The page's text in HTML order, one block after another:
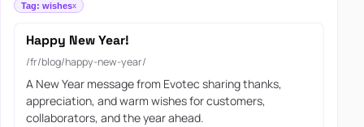
Tag: wishes
Happy New Year!
/fr/blog/happy-new-year/
A New Year message from Evotec sharing thanks,
appreciation, and warm wishes for customers,
collaborators, and the year ahead.